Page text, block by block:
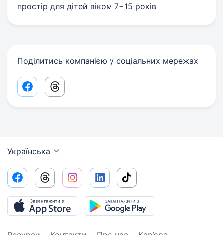
простір для дітей віком 7−15 років
Поділитись компанією у соціальних мережах
Facebook share link
Threads share link
Українська